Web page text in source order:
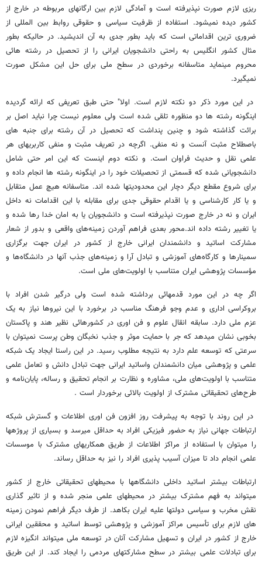
ریزی لازم صورت نپذیرفته است و آمادگی لازم بین ارگانهای مربوطه در خارج از
کشور دیده نمیشود. استفاده از ظرفیت سیاسی و حقوقی روابط بین المللی از
ضروری ترین اقداماتی است که باید بطور جدی به آن اندیشید. در حالیکه بطور
مثال کشور انگلیس به راحتی دانشجویان ایرانی را از تحصیل در رشته هائی
محروم مینماید متاسفانه برخوردی در سطح ملی برای حل این مشکل صورت
نمیگیرد.
در این مورد ذکر دو نکته لازم است. اولا" حتی طبق تعریفی که ارائه گردیده
اینگونه رشته ها دو منظوره تلقی شده است ولی معلوم نیست چرا نباید اصل بر
برائت گذاشته شود و چنین پنداشت که تحصیل در آن رشته برای جنبه های
باصطلاح مثبت آنست و نه منفی. اگرچه در تعریف مثبت و منفی کاربریهای هر
علمی نقل و حدیث فراوان است. و نکته دوم اینست که این امر حتی شامل
دانشجویانی شده که قسمتی از تحصیلات خود را در اینگونه رشته ها انجام داده و
برای شروع مقطع دیگر دچار این محدودیتها شده اند. متاسفانه هیچ عمل متقابل
و یا کار کارشناسی و یا اقدام حقوقی جدی برای مقابله با این اقدامات نه داخل
ایران و نه در خارج صورت نپذیرفته است و دانشجویان یا به امان خدا رها شده و
یا تغییر رشته داده اند.محور بعدی فراهم‌ آوردن زمینه‌های واقعی و بدور از شعار
مشارکت اساتید و دانشمندان ایرانی خارج از کشور در ایران جهت برگزاری
سمینارها و کارگاه‌های آموزشی و تبادل آرا و زمینه‌های جذب آنها در دانشگاه‌ها و
مؤسسات پژوهشی ایران متناسب با اولویت‌های ملی است.
اگر چه در این مورد قدمهائی برداشته شده است ولی درگیر شدن افراد با
بروکراسی اداری و عدم وجو فرهنگ مناسب در برخورد با این نیروها نیاز به یک
عزم ملی دارد. سابقه انقال علوم و فن اوری در کشورهائی نظیر هند و پاکستان
بخوبی نشان میدهد که جر با حمایت موثر و جذب نخبگان وطن پرست نمیتوان با
سرعتی که توسعه علم دارد به نتیجه مطلوب رسید. در این راستا ایجاد یک شبکه
علمی و پژوهشی میان دانشمندان واساتید ایرانی جهت تبادل دانش و تعامل علمی
متناسب با اولویت‌های ملی، مشاوره و نظارت بر انجام تحقیق و رساله، پایان‌نامه و
طرح‌های تحقیقاتی مشترک از اولویت بالائی برخوردار است .
در این روند با توجه به پیشرفت روز افزون فن اوری اطلاعات و گسترش شبکه
ارتباطات جهانی نیاز به حضور فیزیکی افراد به حداقل میرسد و بسیاری از پروژهها
را میتوان با استفاده از مراکز اطلاعات از طریق همکاریهای مشترک با موسسات
علمی انجام داد تا میزان آسیب پذیری افراد را نیز به حداقل رساند.
ارتباطات بیشتر اساتید داخلی دانشگاهها با محیطهای تحقیقاتی خارج از کشور
میتواند به فهم مشترک بیشتر در محیطهای علمی منجر شده و از تاثیر گذاری
نقش مخرب و سیاسی دولتها علیه ایران بکاهد. از طرف دیگر فراهم نمودن زمینه
های لازم برای تأسیس مراکز آموزشی و پژوهشی توسط اساتید و محققین ایرانی
خارج از کشور در ایران و تسهیل مشارکت آنان در توسعه ملی میتواند انگیزه لازم
برای تبادلات علمی بیشتر در سطح مشارکتهای مردمی را ایجاد کند. از این طریق